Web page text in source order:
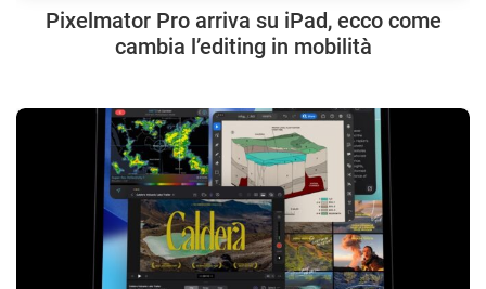
Pixelmator Pro arriva su iPad, ecco come
cambia l’editing in mobilità